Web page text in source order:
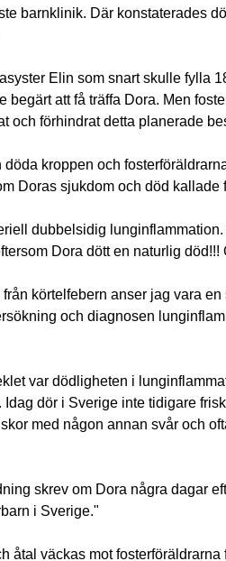
barnklinik. Där konstaterades
Elin som snart skulle fylla
att få träffa Dora. Men
och förhindrat detta planerade
kroppen och
Doras sjukdom och död kallade
dubbelsidig
Dora dött en naturlig död!!!
körtelfebern anser jag vara
och diagnosen
var dödligheten i
dör i Sverige inte tidigare
med någon annan svår och
skrev om Dora några dagar
i Sverige."
åtal väckas mot